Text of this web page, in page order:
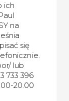
ich
na
się
lub
733 396
20.00